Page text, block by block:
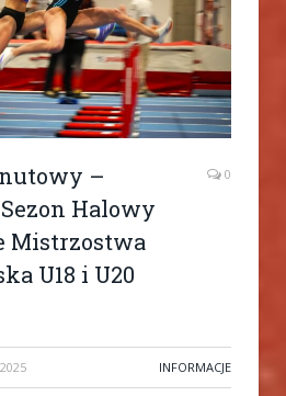
–
Halowy
Mistrzostwa
U18 i U20
0
INFORMACJE